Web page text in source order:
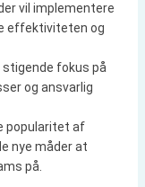
vil implementere
effektiviteten og
stigende fokus på
og ansvarlig
popularitet af
nye måder at
på.